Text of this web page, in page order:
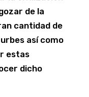
de la
cantidad de
así­ como
estas
dicho